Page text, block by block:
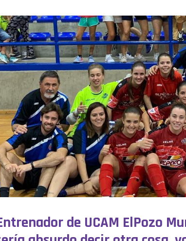
de UCAM ElPozo